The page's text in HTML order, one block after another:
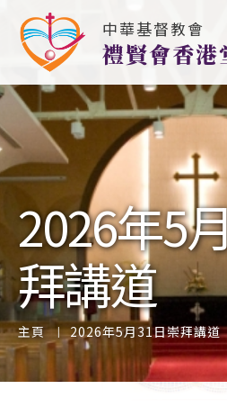
中華基督教會
禮賢會香港
2026年5
拜講道
主頁 2026年5月31日崇拜講道